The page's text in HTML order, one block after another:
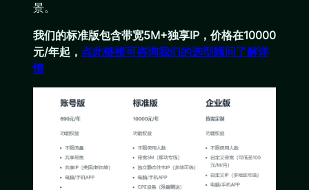
景。
我们的标准版包含带宽5M+独享IP，价格在10000
元/年起， 点此链接可咨询我们的选型顾问了解详
情